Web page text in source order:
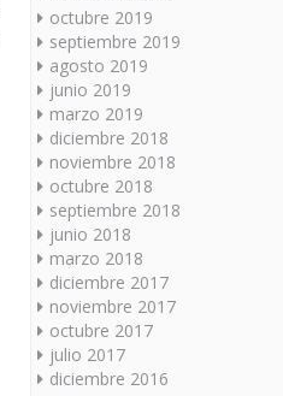
octubre 2019
septiembre 2019
agosto 2019
junio 2019
marzo 2019
diciembre 2018
noviembre 2018
octubre 2018
septiembre 2018
junio 2018
marzo 2018
diciembre 2017
noviembre 2017
octubre 2017
julio 2017
diciembre 2016